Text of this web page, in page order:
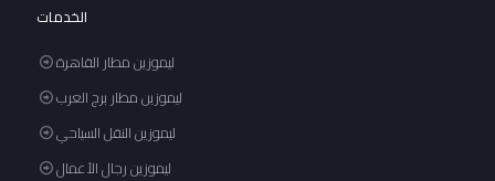
الخدمات
ليموزين مطار القاهرة
ليموزين مطار برج العرب
ليموزين النقل السياحي
ليموزين رجال الأعمال